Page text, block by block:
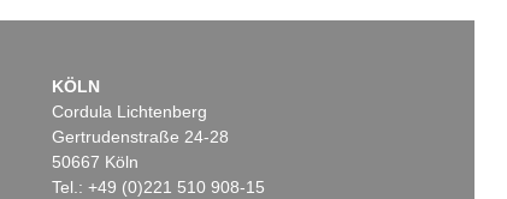
KÖLN
Cordula Lichtenberg
Gertrudenstraße 24-28
50667 Köln
Tel.: +49 (0)221 510 908-15